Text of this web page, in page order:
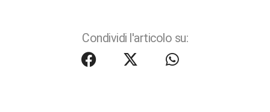
Condividi l'articolo su: